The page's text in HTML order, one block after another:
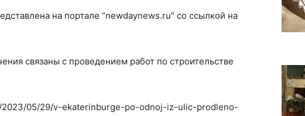
на портале “newdaynews.ru” со ссылкой на
связаны с проведением работ по строительстве
05/29/v-ekaterinburge-po-odnoj-iz-ulic-prodleno-